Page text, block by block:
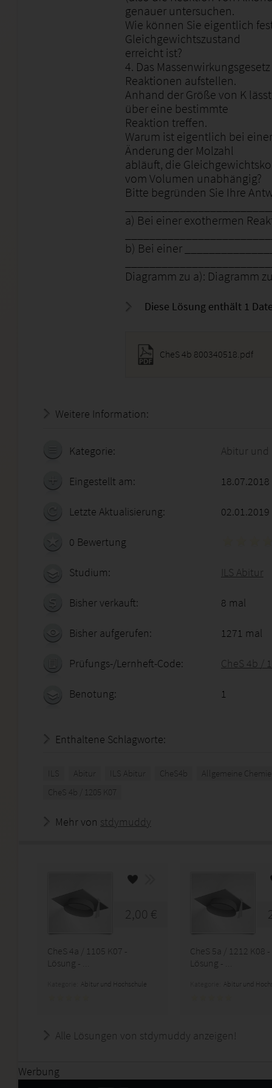
genauer untersuchen.
Wie können Sie eigentlich
Gleichgewichtszustand
erreicht ist?
4. Das
Reaktionen aufstellen.
Anhand der Größe von K
über eine bestimmte
Reaktion treffen.
Warum ist eigentlich bei
Änderung der Molzahl
abläuft, die
vom Volumen unabhängig?
Bitte begründen Sie Ihre
a) Bei einer exothermen
b) Bei einer
Diagramm zu a): Diagramm
Diese Lösung enthält 1
CheS 4b 800340518.pdf
Weitere Information:
Kategorie: Abitur und
Eingestellt am:
Letzte Aktualisierung: 02.01.2019
0 Bewertung
Studium: ILS Abitur
Bisher verkauft: 8 mal
Bisher aufgerufen: 1271 mal
Prüfungs-/Lernheft-Code: CheS 4b /
Benotung: 1
Enthaltene Schlagworte:
ILS Abitur ILS Abitur CheS4b
Allgemeine Chemie
CheS 4b / 1205 K07
Mehr von stdymuddy
2,00 €
CheS 4a / 1105 K07 -
Lösung - ...
Abitur und Hochschule
CheS 5a / 1212 K08 -
Lösung - ...
Abitur und
Alle Lösungen von stdymuddy anzeigen!
Werbung